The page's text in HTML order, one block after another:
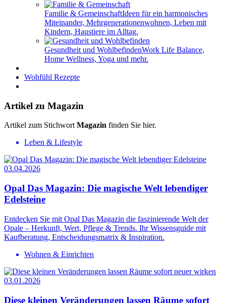
Familie & GemeinschaftIdeen für ein harmonisches
Miteinander, Mehrgenerationenwohnen, Leben mit
Kindern, Haustiere im Alltag.
Gesundheit und WohlbefindenWork Life Balance,
Home Wellness, Yoga und mehr.
Wohfühl Rezepte
Artikel zu Magazin
Artikel zum StichwortMagazin finden Sie hier.
Leben & Lifestyle
03.04.2026
Opal Das Magazin: Die magische Welt lebendiger
Edelsteine
Entdecken Sie mit Opal Das Magazin die faszinierende Welt der
Opale – Herkunft, Wert, Pflege & Trends. Ihr Wissensguide mit
Kaufberatung, Entscheidungsmatrix & Inspiration.
Wohnen & Einrichten
03.01.2026
Diese kleinen Veränderungen lassen Räume sofort